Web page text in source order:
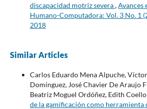
discapacidad motriz severa,Avances
Humano-Computadora: Vol. 3 No. 1
2018
Similar Articles
Carlos Eduardo Mena Alpuche,
Domínguez, José Chavier De Araujo
Beatriz Moguel Ordóñez, Edith
de la gamificación como herramienta